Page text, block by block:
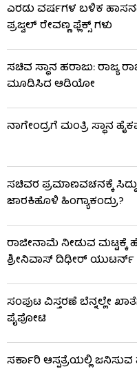
ಎರಡು ವರ್ಷಗಳ ಬಳಿಕ
ಪ್ರಜ್ವಲ್ ರೇವಣ್ಣ ಫ್ಲೆಕ್ಸ್ ಗಳು
ಸಚಿವ ಸ್ಥಾನ ಹರಾಜು: ರಾಜ್ಯ
ಮೂಡಿಸಿದ ಆಡಿಯೋ
ನಾಗೇಂದ್ರಗೆ ಮಂತ್ರಿ ಸ್ಥಾನ
ಸಚಿವರ ಪ್ರಮಾಣವಚನಕ್ಕೆ ಸಿದ್ದು
ಜಾರಕಿಹೊಳಿ ಹಿಂಗ್ಯಾಕಂದ್ರು?
ರಾಜೀನಾಮೆ ನೀಡುವ ಮಟ್ಟಕ್ಕೆ
ಶ್ರೀನಿವಾಸ್ ದಿಢೀರ್ ಯುಟರ್ನ್
ಸಂಪುಟ ವಿಸ್ತರಣೆ ಬೆನ್ನಲ್ಲೇ
ಪೈಪೋಟಿ
ಸರ್ಕಾರಿ ಆಸ್ಪತ್ರೆಯಲ್ಲಿ ಜನಿಸುವ